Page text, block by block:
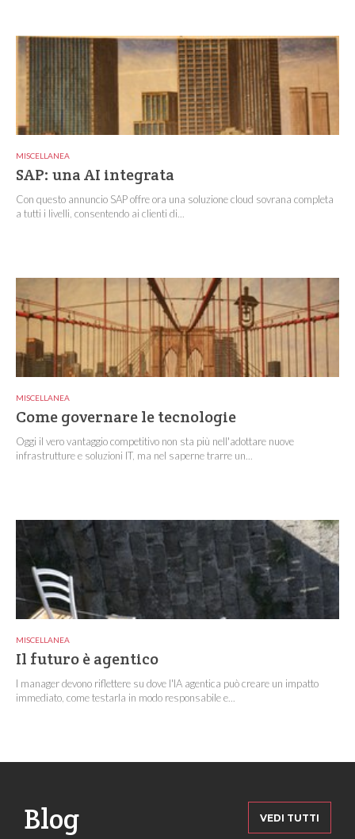
MISCELLANEA
SAP: una AI integrata
Con questo annuncio SAP offre ora una soluzione cloud sovrana completa
a tutti i livelli, consentendo ai clienti di...
MISCELLANEA
Come governare le tecnologie
Oggi il vero vantaggio competitivo non sta più nell'adottare nuove
infrastrutture e soluzioni IT, ma nel saperne trarre un...
MISCELLANEA
Il futuro è agentico
I manager devono riflettere su dove l'IA agentica può creare un impatto
immediato, come testarla in modo responsabile e...
Blog VEDI TUTTI